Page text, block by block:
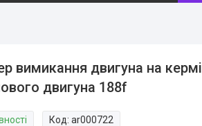
вимикання двигуна на кермі
двигуна 188f
Код:ar000722